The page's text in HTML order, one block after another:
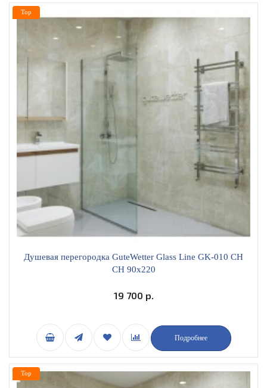
Душевая перегородка GuteWetter Glass Line GK-010 CH
CH 90x220
19 700 р.
Подробнее
Top
Top